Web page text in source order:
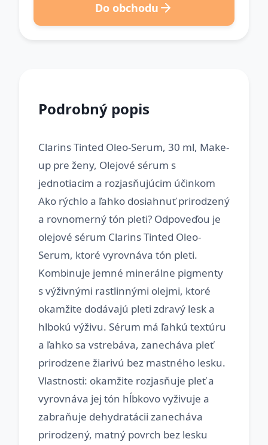
Do obchodu
Podrobný popis
Clarins Tinted Oleo-Serum, 30 ml, Make-
up pre ženy, Olejové sérum s
jednotiacim a rozjasňujúcim účinkom
Ako rýchlo a ľahko dosiahnuť prirodzený
a rovnomerný tón pleti? Odpoveďou je
olejové sérum Clarins Tinted Oleo-
Serum, ktoré vyrovnáva tón pleti.
Kombinuje jemné minerálne pigmenty
s výživnými rastlinnými olejmi, ktoré
okamžite dodávajú pleti zdravý lesk a
hlbokú výživu. Sérum má ľahkú textúru
a ľahko sa vstrebáva, zanecháva pleť
prirodzene žiarivú bez mastného lesku.
Vlastnosti: okamžite rozjasňuje pleť a
vyrovnáva jej tón hĺbkovo vyživuje a
zabraňuje dehydratácii zanecháva
prirodzený, matný povrch bez lesku